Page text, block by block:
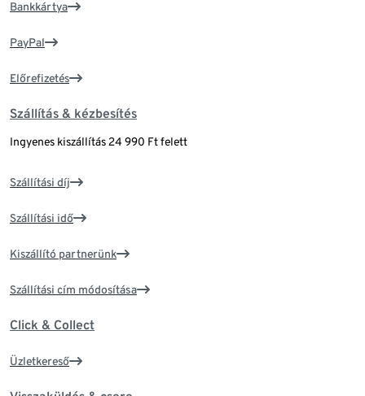
Bankkártya
PayPal
Előrefizetés
Szállítás & kézbesítés
Ingyenes kiszállítás 24 990 Ft felett
Szállítási díj
Szállítási idő
Kiszállító partnerünk
Szállítási cím módosítása
Click & Collect
Üzletkereső